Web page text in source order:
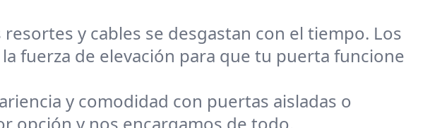
resortes y cables se desgastan con el tiempo. Los
fuerza de elevación para que tu puerta funcione
y comodidad con puertas aisladas o